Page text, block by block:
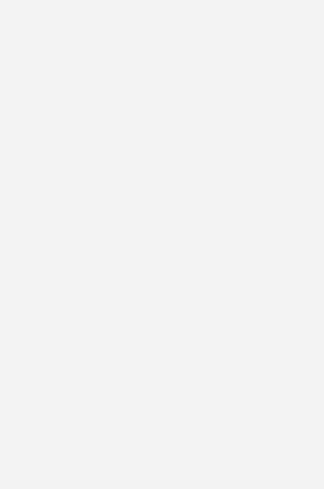
(EEG)und das sogenannte Netzpaket
Für beide gibt es noch Klärungsbedarf.
Inhalte des EEG-Entwurfs brachten die
Baden-Württemberg im Mai Anträge in die
gezielt Ausschreibungen und höhere
Windparks fordern. Im EEG müsse ein
mit guter Verteilung anvisiert werden.
Problem mit dem ERE